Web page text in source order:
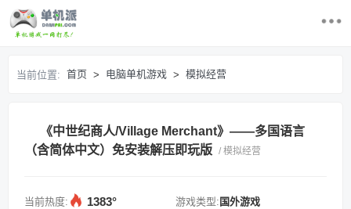
首页
电脑单机游戏
当前位置: 首页 > 电脑单机游戏 > 模拟经营
《中世纪商人/Village Merchant》——多国语言
（含简体中文）免安装解压即玩版 / 模拟经营
当前热度: 1383° 游戏类型: 国外游戏